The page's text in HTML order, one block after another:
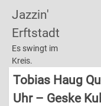
Jazzin'
Erftstadt
Es swingt im
Kreis.
Tobias Haug
Uhr – Geske